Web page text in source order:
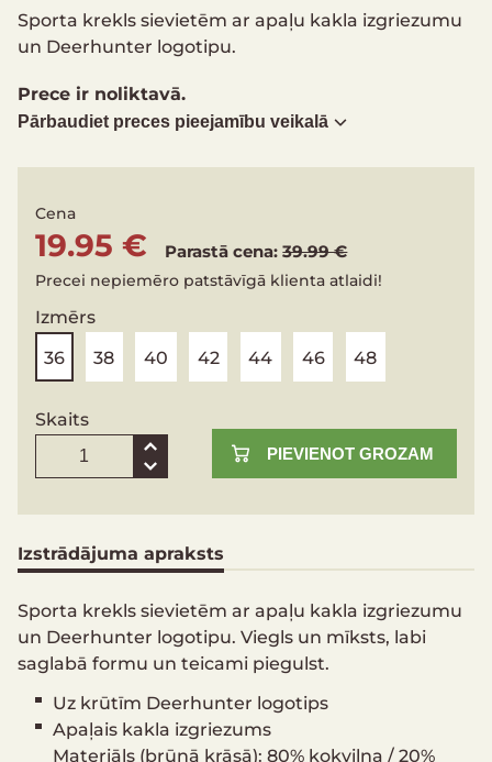
Sporta krekls sievietēm ar apaļu kakla izgriezumu
un Deerhunter logotipu.
Prece ir noliktavā.
Pārbaudiet preces pieejamību veikalā
Cena
19.95 € Parastā cena:39.99 €
Precei nepiemēro patstāvīgā klienta atlaidi!
Izmērs
36
38 40 42 44 46 48
Skaits
PIEVIENOT GROZAM
Izstrādājuma apraksts
Sporta krekls sievietēm ar apaļu kakla izgriezumu
un Deerhunter logotipu. Viegls un mīksts, labi
saglabā formu un teicami piegulst.
Uz krūtīm Deerhunter logotips
Apaļais kakla izgriezums
Materiāls (brūnā krāsā): 80% kokvilna / 20%